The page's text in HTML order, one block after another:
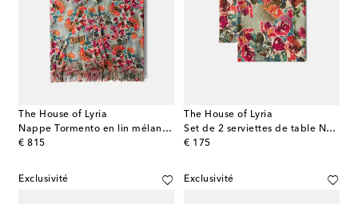
The House of Lyria
Nappe Tormento en lin mélangé
€ 815
original price
The House of Lyria
Set de 2 serviettes de table Nersa en lin mélangé
€ 175
original price
Exclusivité Exclusivité